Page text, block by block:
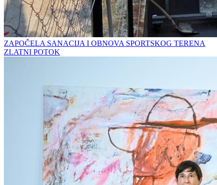
ZAPOČELA SANACIJA I OBNOVA SPORTSKOG TERENA
ZLATNI POTOK